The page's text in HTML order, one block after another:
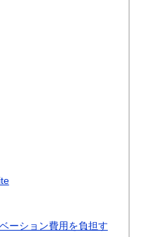
ーション費用を負担す